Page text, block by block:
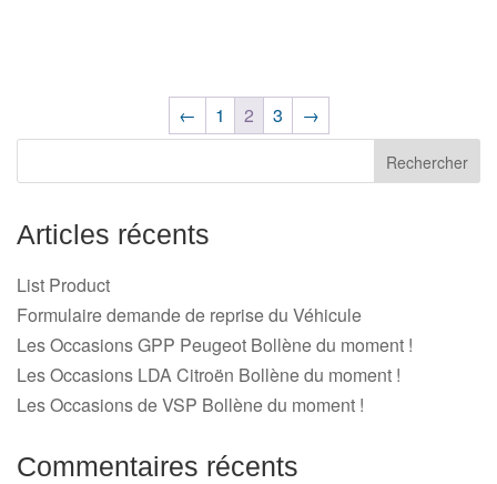
← 1 2 3 →
Articles récents
List Product
Formulaire demande de reprise du Véhicule
Les Occasions GPP Peugeot Bollène du moment !
Les Occasions LDA Citroën Bollène du moment !
Les Occasions de VSP Bollène du moment !
Commentaires récents